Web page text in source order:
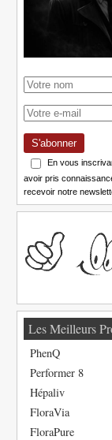
S'abonner
En vous
avoir pris
recevoir notre
Les Meilleurs
PhenQ
Performer 8
Hépaliv
FloraVia
FloraPure